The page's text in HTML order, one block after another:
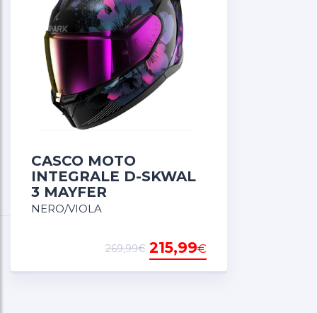
Le caratteristiche e le dotazioni di comfort includono
antigraffio e antiappannamento. Il D-SKWAL 3 è
VENDUTO CON VISIERA TRASPARENTE
VISIERA SPECCHIATA/SCURA NON INCLUSA
CASCO MOTO
INTEGRALE D-SKWAL
3 MAYFER
NERO/VIOLA
215,99€
269,99€